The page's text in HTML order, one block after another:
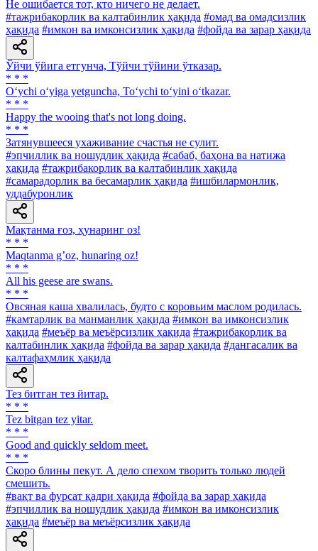
He ошибается тот, кто ничего не делает.
#тажрибакорлик ва калтабинлик ҳақида #омад ва омадсизлик
ҳақида #имкон ва имконсизлик ҳақида #фойда ва зарар ҳақида
Ўйчи ўйига етгунча, Тўйчи тўйини ўтказар.
* * *
O‘ychi o‘yiga yetguncha, To‘ychi to‘yini o‘tkazar.
* * *
Happy the wooing that's not long doing.
* * *
Затянувшееся ухаживание счастья не сулит.
#эпчиллик ва ношудлик ҳақида #сабаб, баҳона ва натижа
ҳақида #тажрибакорлик ва калтабинлик ҳақида
#самарадорлик ва бесамарлик ҳақида #ишбилармонлик,
уддабуронлик
Мақтанма ғоз, ҳунаринг оз!
* * *
Maqtanma gʼoz, hunaring oz!
* * *
All his geese are swans.
* * *
Овсяная каша хвалилась, будто с коровьим маслом родилась.
#камтарлик ва манманлик ҳақида #имкон ва имконсизлик
ҳақида #меъёр ва меъёрсизлик ҳақида #тажрибакорлик ва
калтабинлик ҳақида #фойда ва зарар ҳақида #дангасалик ва
калтафаҳмлик ҳақида
Тез битган тез йитар.
* * *
Tez bitgan tez yitar.
* * *
Good and quickly seldom meet.
* * *
Скоро блины пекут. А дело спехом творить только людей
смешить.
#вақт ва фурсат қадри ҳақида #фойда ва зарар ҳақида
#эпчиллик ва ношудлик ҳақида #имкон ва имконсизлик
ҳақида #меъёр ва меъёрсизлик ҳақида